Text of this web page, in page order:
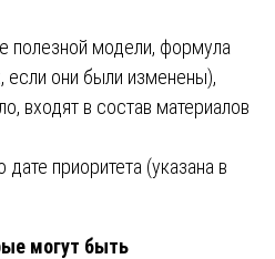
полезной модели, формула
если они были изменены),
входят в состав материалов
приоритета (указана в
могут быть